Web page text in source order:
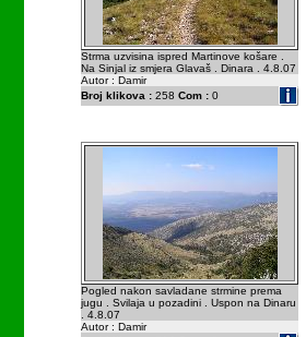
Strma uzvisina ispred Martinove košare .
Na Sinjal iz smjera Glavaš . Dinara . 4.8.07
Autor : Damir
Broj klikova : 258 Com : 0
Pogled nakon savladane strmine prema
jugu . Svilaja u pozadini . Uspon na Dinaru
. 4.8.07
Autor : Damir